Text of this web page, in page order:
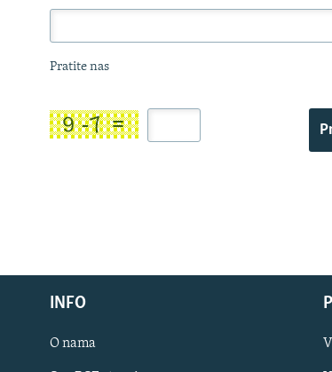
Pratite nas
INFO
O nama